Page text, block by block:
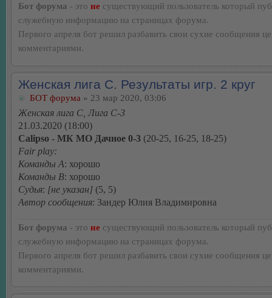
Бот форума - это не существующий пользователь который
служебную информацию на страницах форума.
Первого апреля бот решил разбавить свои сухие сообщения
комментариями.
Женская лига С. Результаты игр. 2 круг
БОТ форума » 23 мар 2020, 03:06
Женская лига С, Лига С-3
21.03.2020 (18:00)
Calipso - МК МО Дачное 0-3 (20-25, 16-25, 18-25)
Fair play:
Команды А: хорошо
Команды В: хорошо
Судья: [не указан] (5, 5)
Автор сообщения: Зандер Юлия Владимировна
Бот форума - это не существующий пользователь который
служебную информацию на страницах форума.
Первого апреля бот решил разбавить свои сухие сообщения
комментариями.